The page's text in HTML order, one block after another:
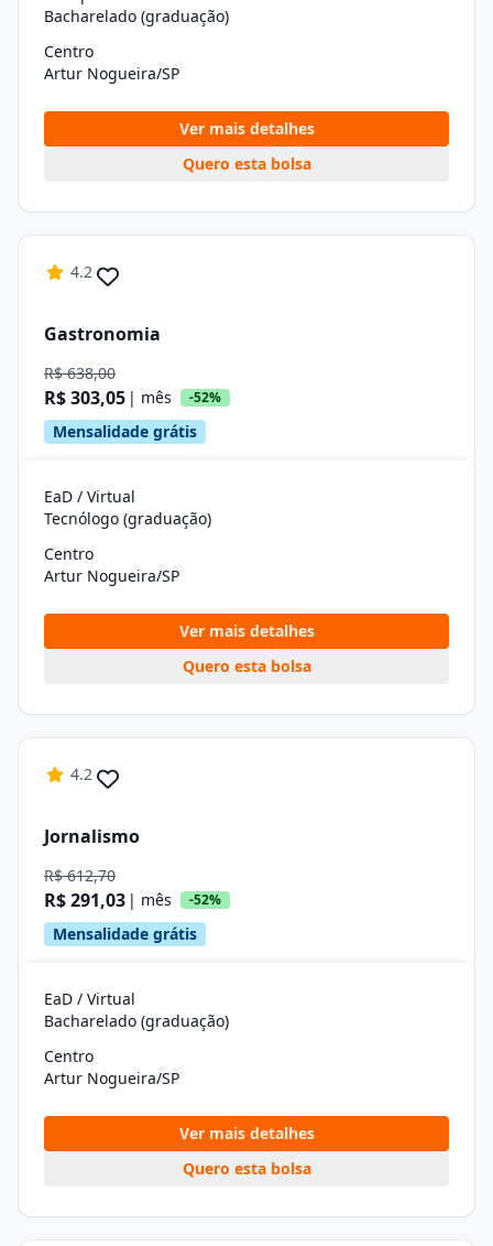
Bacharelado (graduação)
Centro
Artur Nogueira/SP
Ver mais detalhes
Quero esta bolsa
4.2
Gastronomia
R$ 638,00
R$ 303,05 | mês -52%
Mensalidade grátis
EaD / Virtual
Tecnólogo (graduação)
Centro
Artur Nogueira/SP
Ver mais detalhes
Quero esta bolsa
4.2
Jornalismo
R$ 612,70
R$ 291,03 | mês -52%
Mensalidade grátis
EaD / Virtual
Bacharelado (graduação)
Centro
Artur Nogueira/SP
Ver mais detalhes
Quero esta bolsa